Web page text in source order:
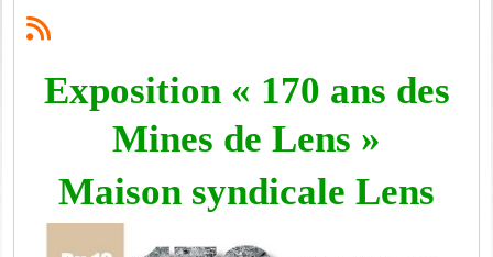
Exposition « 170 ans des
Mines de Lens »
Maison syndicale Lens